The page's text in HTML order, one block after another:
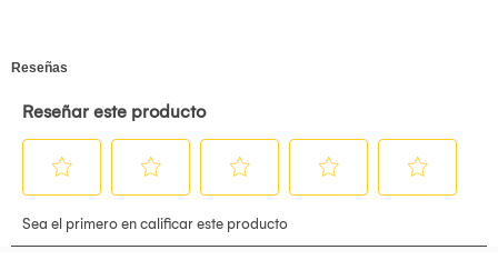
que el serum se absorba por completo. Espera unos minutos
proceso por la mañana y por la noche, después de limpiar tu
- Crema Rejuvenecedora Alpha Hydroxy Acid AHA-BHA Dr.
Rashel
descamar y se ponen en marcha los procesos de
rejuvenecimiento. AHA estimula la renovación celular y